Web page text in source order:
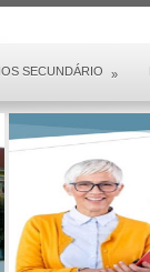
SECUNDÁRIO »